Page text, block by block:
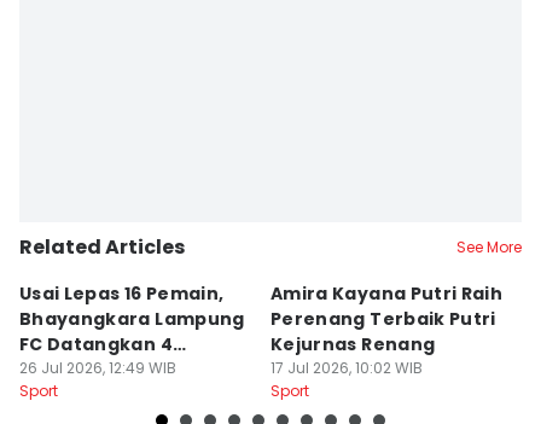
Related Articles See More
Usai Lepas 16 Pemain,
Bhayangkara Lampung
FC Datangkan 4
Rekrutan
26 Jul 2026, 12:49 WIB
Sport
Amira Kayana Putri Raih
Perenang Terbaik Putri
Kejurnas Renang
17 Jul 2026, 10:02 WIB
Sport